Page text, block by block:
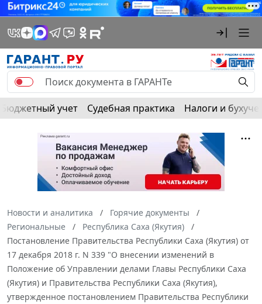
Бюджетный учет Судебная практика Налоги и
Новости и аналитика
Горячие документы
Региональные
Республика Саха (Якутия)
Постановление Правительства Республики Саха (Якутия) от
17 декабря 2018 г. N 339 "О внесении изменений в
Положение об Управлении делами Главы Республики Саха
(Якутия) и Правительства Республики Саха (Якутия),
утвержденное постановлением Правительства Республики